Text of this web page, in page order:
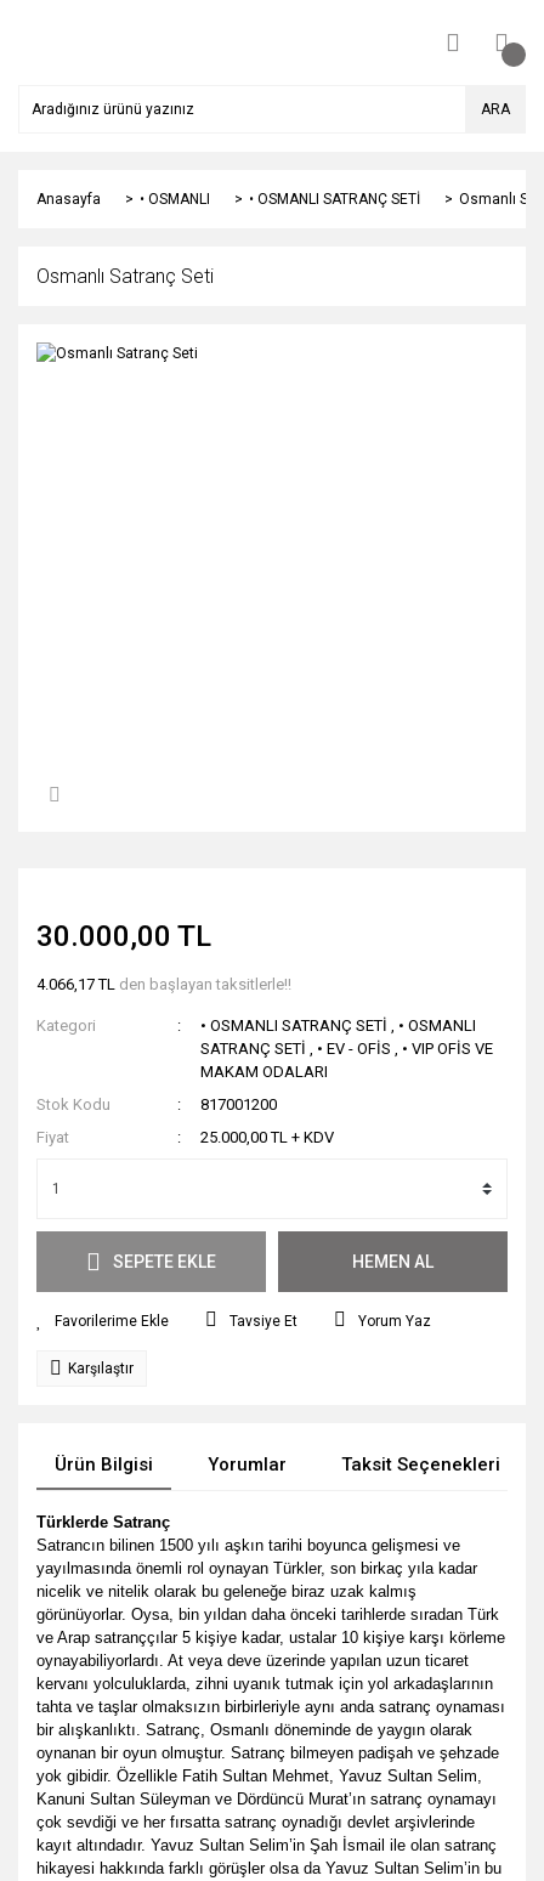
ARA
Anasayfa • OSMANLI • OSMANLI SATRANÇ SETİ Osmanlı
Osmanlı Satranç Seti
30.000,00 TL
4.066,17 TL den başlayan taksitlerle!!
Kategori • OSMANLI SATRANÇ SETİ , • OSMANLI
SATRANÇ SETİ , • EV - OFİS , • VIP OFİS VE
MAKAM ODALARI
Stok Kodu
817001200
Fiyat
25.000,00 TL + KDV
SEPETE EKLE HEMEN AL
Tavsiye Et Yorum Yaz
Karşılaştır
Ürün Bilgisi Yorumlar Taksit Seçenekleri
Türklerde Satranç
Satrancın bilinen 1500 yılı aşkın tarihi boyunca gelişmesi ve
yayılmasında önemli rol oynayan Türkler, son birkaç yıla kadar
nicelik ve nitelik olarak bu geleneğe biraz uzak kalmış
görünüyorlar. Oysa, bin yıldan daha önceki tarihlerde sıradan Türk
ve Arap satranççılar 5 kişiye kadar, ustalar 10 kişiye karşı körleme
oynayabiliyorlardı. At veya deve üzerinde yapılan uzun ticaret
kervanı yolculuklarda, zihni uyanık tutmak için yol arkadaşlarının
tahta ve taşlar olmaksızın birbirleriyle aynı anda satranç oynaması
bir alışkanlıktı. Satranç, Osmanlı döneminde de yaygın olarak
oynanan bir oyun olmuştur. Satranç bilmeyen padişah ve şehzade
yok gibidir. Özellikle Fatih Sultan Mehmet, Yavuz Sultan Selim,
Kanuni Sultan Süleyman ve Dördüncü Murat’ın satranç oynamayı
çok sevdiği ve her fırsatta satranç oynadığı devlet arşivlerinde
kayıt altındadır. Yavuz Sultan Selim’in Şah İsmail ile olan satranç
hikayesi hakkında farklı görüşler olsa da Yavuz Sultan Selim’in bu